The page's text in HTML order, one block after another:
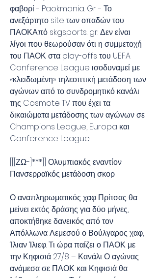
φαβορί - Paokmania. Gr - Το
ανεξάρτητο site των οπαδών του
ΠΑΟΚΑπό skgsports. gr: Δεν είναι
λίγοι που θεωρούσαν ότι η συμμετοχή
του ΠΑΟΚ στα play-offs του UEFA
Conference League ισοδυναμεί με
«κλειδωμένη» τηλεοπτική μετάδοση των
αγώνων από το συνδρομητικό κανάλι
της Cosmote TV που έχει τα
δικαιώματα μετάδοσης των αγώνων σε
Champions League, Europa και
Conference League.
[[[ΖΩ-]***]] Ολυμπιακός εναντίον
Πανσερραϊκός μετάδοση σκορ
Ο αναπληρωματικός χαφ Πρίτσας θα
μείνει εκτός δράσης για δύο μήνες,
αποκτήθηκε δανεικός από τον
Απόλλωνα Λεμεσού ο Βούλγαρος χαφ,
Ίλιαν Ίλιεφ. Τι ώρα παίζει ο ΠΑΟΚ με
την Κηφισιά 27/8 – Κανάλι Ο αγώνας
ανάμεσα σε ΠΑΟΚ και Κηφισιά θα